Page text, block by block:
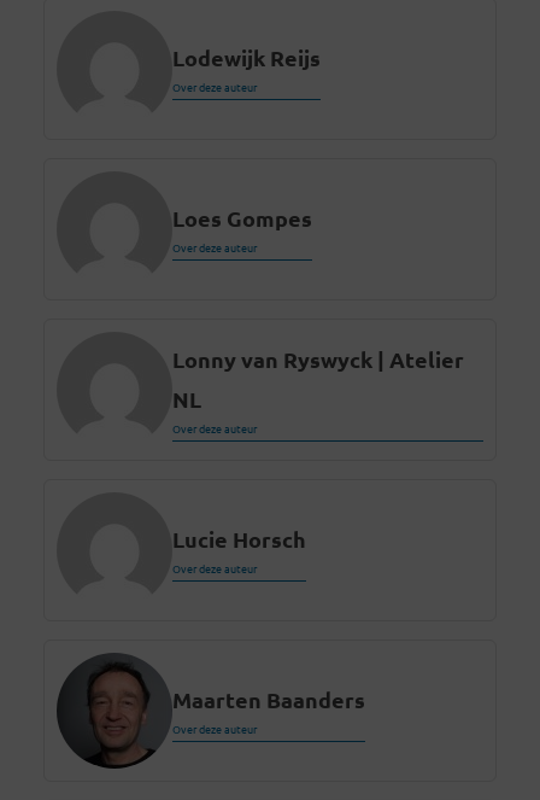
Lodewijk Reijs
Over deze auteur
Loes Gompes
Over deze auteur
Lonny van Ryswyck | Atelier
NL
Over deze auteur
Lucie Horsch
Over deze auteur
Maarten Baanders
Over deze auteur